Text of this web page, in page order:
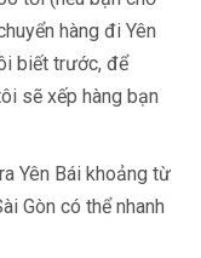
hàng đi Yên
biết trước, để
sẽ xếp hàng bạn
Yên Bái khoảng từ
Gòn có thể nhanh